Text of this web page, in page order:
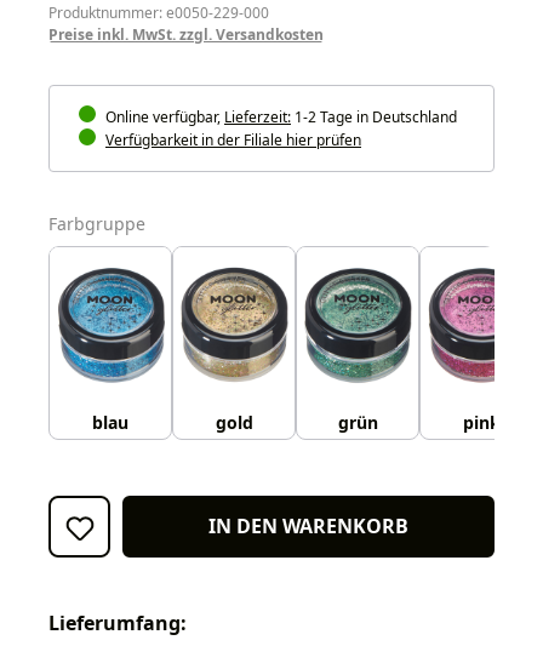
Produktnummer: e0050-229-000
Preise inkl. MwSt. zzgl. Versandkosten
Online verfügbar, Lieferzeit: 1-2 Tage in Deutschland
Verfügbarkeit in der Filiale hier prüfen
Farbgruppe
blau gold grün pink
IN DEN WARENKORB
Lieferumfang: